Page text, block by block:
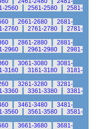
2560 2561-2580
2581-
2661-2680
2681-
2760 2761-2780
2781-
2861-2880
2881-
2960 2961-2980
2981-
3061-3080
3081-
3160 3161-3180
3181-
3261-3280
3281-
3360 3361-3380
3381-
3461-3480
3481-
3560 3561-3580
3581-
3661-3680
3681-